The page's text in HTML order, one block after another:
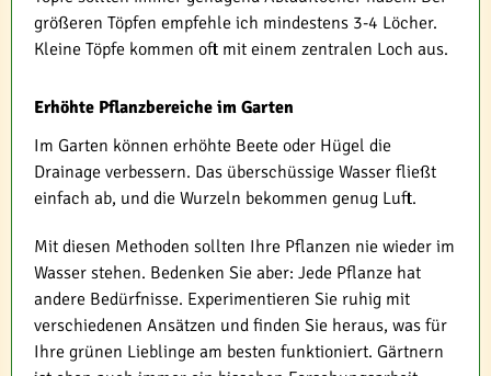
größeren Töpfen empfehle ich mindestens 3-4 Löcher.
Kleine Töpfe kommen oft mit einem zentralen Loch aus.
Erhöhte Pflanzbereiche im Garten
Im Garten können erhöhte Beete oder Hügel die
Drainage verbessern. Das überschüssige Wasser fließt
einfach ab, und die Wurzeln bekommen genug Luft.
Mit diesen Methoden sollten Ihre Pflanzen nie wieder im
Wasser stehen. Bedenken Sie aber: Jede Pflanze hat
andere Bedürfnisse. Experimentieren Sie ruhig mit
verschiedenen Ansätzen und finden Sie heraus, was für
Ihre grünen Lieblinge am besten funktioniert. Gärtnern